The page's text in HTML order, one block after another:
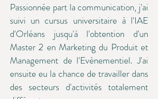
Passionnée part la communication, j'ai
suivi un cursus universitaire à l'IAE
d'Orléans jusqu'à l'obtention d'un
Master 2 en Marketing du Produit et
Management de l'Evènementiel. J'ai
ensuite eu la chance de travailler dans
des secteurs d'activités totalement